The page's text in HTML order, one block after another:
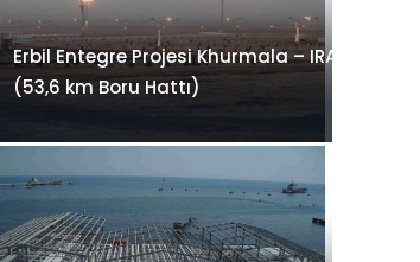
Erbil Entegre Projesi Khurmala – IRAK
(53,6 km Boru Hattı)